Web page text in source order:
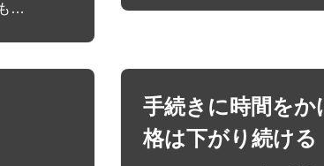
…
手続きに時間をか
格は下がり続ける